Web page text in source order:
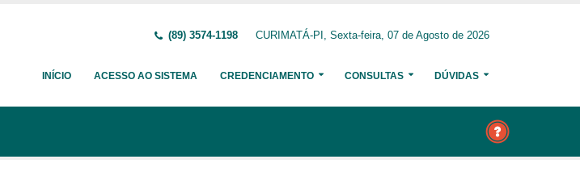
(89) 3574-1198 CURIMATÁ-PI, Sexta-feira, 07 de Agosto de 2026
INÍCIO ACESSO AO SISTEMA CREDENCIAMENTO CONSULTAS DÚVIDAS